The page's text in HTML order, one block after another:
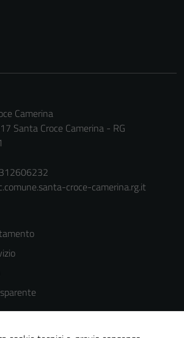
Camerina
Santa Croce Camerina - RG
croce-camerina.rg.it
personali.
Questi cookie
servizi esterni
anche per la